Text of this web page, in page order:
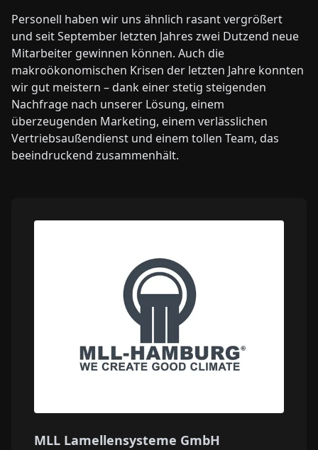
Personell haben wir uns ähnlich rasant vergrößert
und seit September letzten Jahres zwei Dutzend neue
Mitarbeiter gewinnen können. Auch die
makroökonomischen Krisen der letzten Jahre konnten
wir gut meistern – dank einer stetig steigenden
Nachfrage nach unserer Lösung, einem
überzeugenden Marketing, einem verlässlichen
Vertriebsaußendienst und einem tollen Team, das
beeindruckend zusammenhält.
MLL Lamellensysteme GmbH